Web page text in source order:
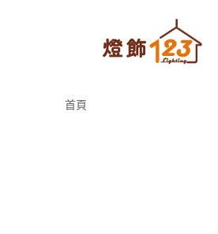
首頁